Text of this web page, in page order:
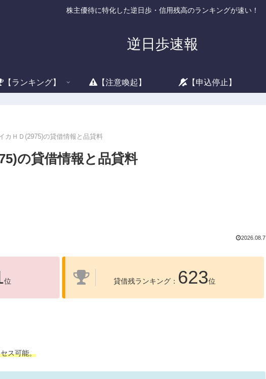
株主優待に特化した逆日歩・信用残高のランキングが速い！
逆日歩速報
【ランキング】 【注意喚起】 【申込停止】
カＨＤ(2975)の貸借情報と品貸料
の貸借情報と品貸料
2026.08.7
位 貸借残ランキング： 623位
ス可能。